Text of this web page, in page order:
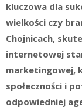
kluczowa dla
wielkości czy
Chojnicach,
internetowej
marketingowej,
społeczności i
odpowiedniej